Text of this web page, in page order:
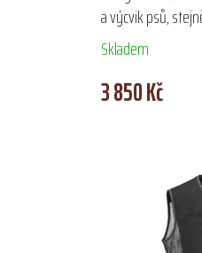
a výcvik psů,
Vyrobena z
zajišťuje...
Skladem
3 850 Kč